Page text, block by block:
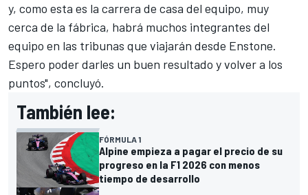
y, como esta es la carrera de casa del equipo, muy
cerca de la fábrica, habrá muchos integrantes del
equipo en las tribunas que viajarán desde Enstone.
Espero poder darles un buen resultado y volver a los
puntos", concluyó.
También lee:
FÓRMULA 1
Alpine empieza a pagar el precio de su
progreso en la F1 2026 con menos
tiempo de desarrollo